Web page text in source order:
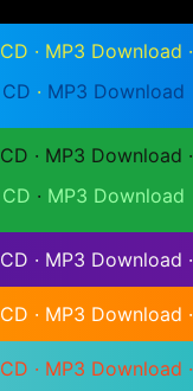
CD · MP3 Download ·
CD · MP3 Download
CD · MP3 Download ·
CD · MP3 Download
CD · MP3 Download ·
CD · MP3 Download ·
CD · MP3 Download ·